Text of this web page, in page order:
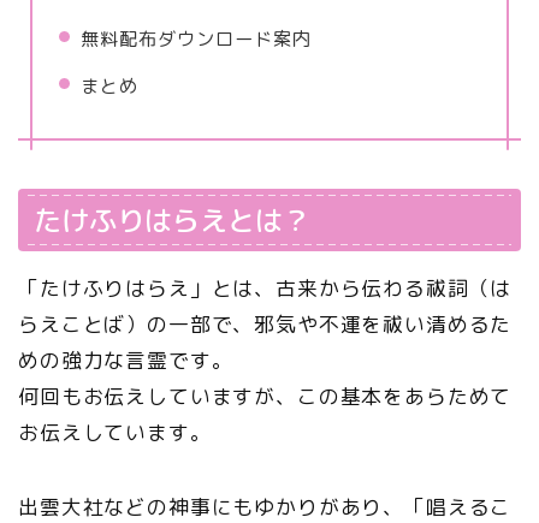
無料配布ダウンロード案内
まとめ
たけふりはらえとは？
「たけふりはらえ」とは、古来から伝わる祓詞（は
らえことば）の一部で、邪気や不運を祓い清めるた
めの強力な言霊です。
何回もお伝えしていますが、この基本をあらためて
お伝えしています。
出雲大社などの神事にもゆかりがあり、「唱えるこ